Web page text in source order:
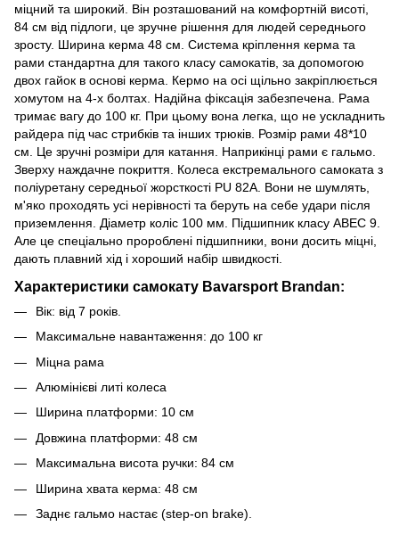
міцний та широкий. Він розташований на комфортній висоті,
84 см від підлоги, це зручне рішення для людей середнього
зросту. Ширина керма 48 см. Система кріплення керма та
рами стандартна для такого класу самокатів, за допомогою
двох гайок в основі керма. Кермо на осі щільно закріплюється
хомутом на 4-х болтах. Надійна фіксація забезпечена. Рама
тримає вагу до 100 кг. При цьому вона легка, що не ускладнить
райдера під час стрибків та інших трюків. Розмір рами 48*10
см. Це зручні розміри для катання. Наприкінці рами є гальмо.
Зверху наждачне покриття. Колеса екстремального самоката з
поліуретану середньої жорсткості PU 82A. Вони не шумлять,
м'яко проходять усі нерівності та беруть на себе удари після
приземлення. Діаметр коліс 100 мм. Підшипник класу ABEC 9.
Але це спеціально пророблені підшипники, вони досить міцні,
дають плавний хід і хороший набір швидкості.
Характеристики самокату Bavarsport Brandan:
Вік: від 7 років.
Максимальне навантаження: до 100 кг
Міцна рама
Алюмінієві литі колеса
Ширина платформи: 10 см
Довжина платформи: 48 см
Максимальна висота ручки: 84 см
Ширина хвата керма: 48 см
Заднє гальмо настає (step-on brake).